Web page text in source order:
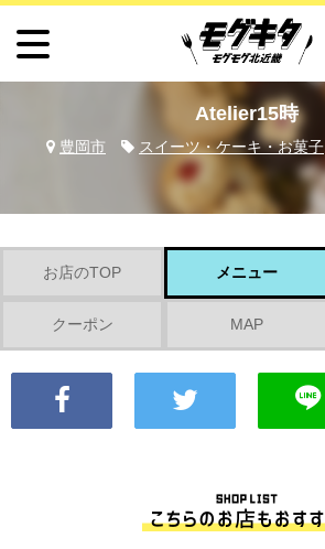
Atelier15時
豊岡市 スイーツ・ケーキ・お菓子
お店のTOP メニュー
クーポン MAP